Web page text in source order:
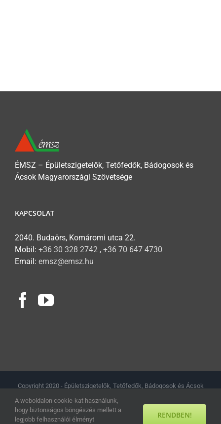
ÉMSZ – Épületszigetelők, Tetőfedők, Bádogosok és
Ácsok Magyarországi Szövetsége
KAPCSOLAT
2040. Budaörs, Komáromi utca 22.
Mobil: +36 30 328 2742 , +36 70 647 4730
Email: emsz@emsz.hu
Copyright 2020 - Épületszigetelők, Tetőfedők, Bádogosok és Ácsok
tájékoztató
A weboldalon cookie-kat használunk,
hogy biztonságos böngészés mellett a
legjobb felhasználói élményt
RENDBEN!